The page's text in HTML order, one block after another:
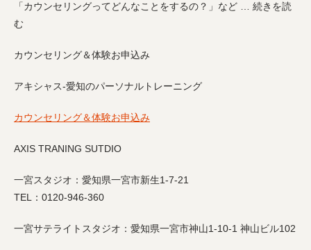
「カウンセリングってどんなことをするの？」など … 続きを読
む
カウンセリング＆体験お申込み
アキシャス-愛知のパーソナルトレーニング
カウンセリング＆体験お申込み
AXIS TRANING SUTDIO
一宮スタジオ：愛知県一宮市新生1-7-21
TEL：0120-946-360
一宮サテライトスタジオ：愛知県一宮市神山1-10-1 神山ビル102